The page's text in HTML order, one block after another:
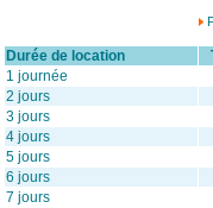
Durée de location
1 journée
2 jours
3 jours
4 jours
5 jours
6 jours
7 jours